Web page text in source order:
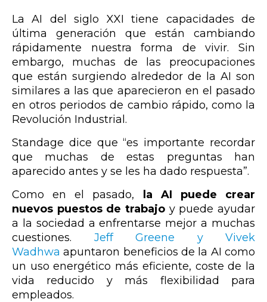
La AI del siglo XXI tiene capacidades de
última generación que están cambiando
rápidamente nuestra forma de vivir. Sin
embargo, muchas de las preocupaciones
que están surgiendo alrededor de la AI son
similares a las que aparecieron en el pasado
en otros periodos de cambio rápido, como la
Revolución Industrial.
Standage dice que “es importante recordar
que muchas de estas preguntas han
aparecido antes y se les ha dado respuesta”.
Como en el pasado, la AI puede crear
nuevos puestos de trabajo y puede ayudar
a la sociedad a enfrentarse mejor a muchas
cuestiones. Jeff Greene y Vivek
Wadhwa apuntaron beneficios de la AI como
un uso energético más eficiente, coste de la
vida reducido y más flexibilidad para
empleados.